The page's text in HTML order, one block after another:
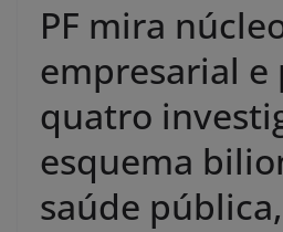
PF mira
empresarial e
quatro
esquema
saúde